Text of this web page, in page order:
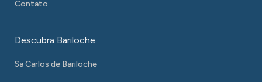
Contato
Descubra Bariloche
Sa Carlos de Bariloche